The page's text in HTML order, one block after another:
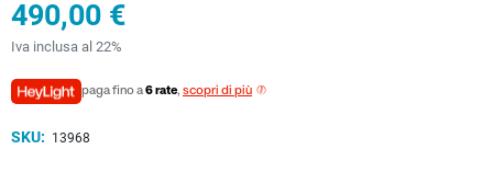
490,00 €
Iva inclusa al 22%
paga fino a6 rate, scopri di più
SKU: 13968